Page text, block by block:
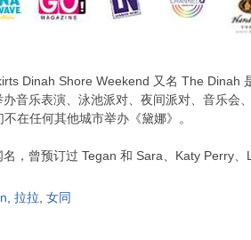
Dinah Shore Weekend 又名 The Dinah
音乐表演、泳池派对、夜间派对、音乐会
在任何其他城市举办《黛娜》。
，曾预订过 Tegan 和 Sara、Katy Perry
拉拉 女同